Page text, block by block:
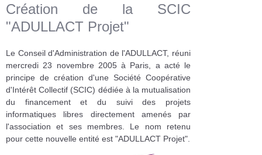
Création de la SCIC
"ADULLACT Projet"
Le Conseil d'Administration de l'ADULLACT, réuni
mercredi 23 novembre 2005 à Paris, a acté le
principe de création d'une Société Coopérative
d'Intérêt Collectif (SCIC) dédiée à la mutualisation
du financement et du suivi des projets
informatiques libres directement amenés par
l'association et ses membres. Le nom retenu
pour cette nouvelle entité est "ADULLACT Projet".